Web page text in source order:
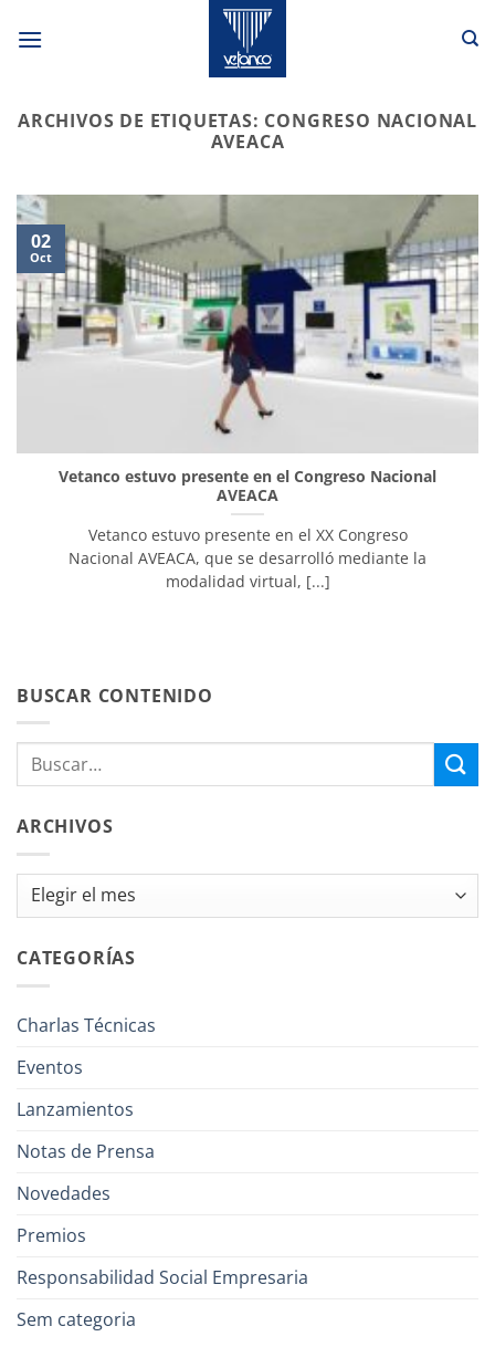
ARCHIVOS DE ETIQUETAS: CONGRESO NACIONAL
AVEACA
Vetanco estuvo presente en el Congreso Nacional
AVEACA
Vetanco estuvo presente en el XX Congreso
Nacional AVEACA, que se desarrolló mediante la
modalidad virtual, [...]
02
Oct
BUSCAR CONTENIDO
ARCHIVOS
Archivos
CATEGORÍAS
Charlas Técnicas
Eventos
Lanzamientos
Notas de Prensa
Novedades
Premios
Responsabilidad Social Empresaria
Sem categoria